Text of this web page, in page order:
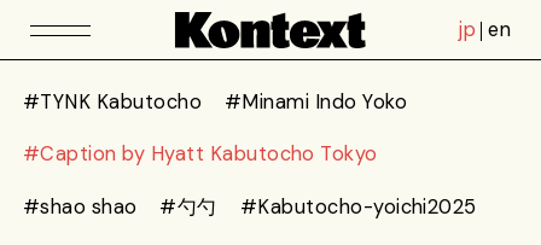
jp en
#TYNK Kabutocho #Minami Indo Yoko
#Caption by Hyatt Kabutocho Tokyo
#shao shao #勺勺 #Kabutocho-yoichi2025